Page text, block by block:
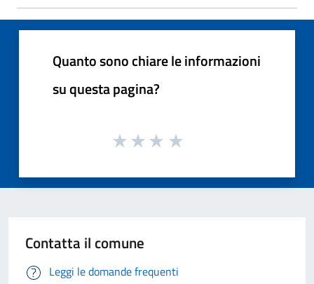
Quanto sono chiare le informazioni
su questa pagina?
Contatta il comune
Leggi le domande frequenti